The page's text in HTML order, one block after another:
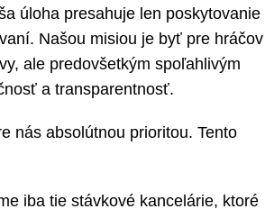
úloha presahuje len poskytovanie
Našou misiou je byť pre hráčov
ale predovšetkým spoľahlivým
a transparentnosť.
nás absolútnou prioritou. Tento
iba tie stávkové kancelárie, ktoré